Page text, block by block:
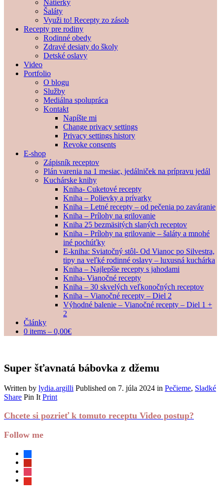
Nátierky
Šaláty
Využi to! Recepty zo zásob
Recepty pre rodiny
Rodinné obedy
Zdravé desiaty do školy
Detské oslavy
Video
Portfolio
O blogu
Služby
Mediálna spolupráca
Kontakt
Napíšte mi
Change privacy settings
Privacy settings history
Revoke consents
E-shop
Zápisník receptov
Plán varenia na 1 mesiac, jedálniček na prípravu jedál
Kuchárske knihy
Kniha- Cuketové recepty
Kniha – Polievky a prívarky
Kniha – Letné recepty – od pečenia po zaváranie
Kniha – Prílohy na grilovanie
Kniha 25 bezmäsitých slaných receptov
Kniha – Prílohy na grilovanie – šaláty a mnohé
iné pochúťky
E-kniha: Sviatočný stôl- Od Vianoc po Silvestra,
tipy na veľké rodinné oslavy – luxusná kuchárka
Kniha – Najlepšie recepty s jahodami
Kniha- Vianočné recepty
Kniha – 30 skvelých veľkonočných receptov
Kniha – Vianočné recepty – Diel 2
Výhodné balenie – Vianočné recepty – Diel 1 +
2
Články
0 items – 0,00€
Super šťavnatá bábovka z džemu
Written by lydia.argilli Published on 7. júla 2024 in Pečieme, Sladké
Share Pin It Print
Chcete si pozrieť k tomuto receptu Video postup?
Follow me
facebook
pinterest
instagram
youtube